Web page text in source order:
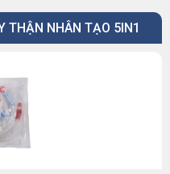
THẬN NHÂN TẠO 5IN1